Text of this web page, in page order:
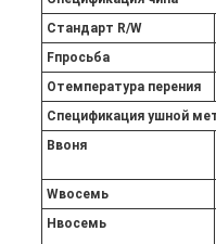
Стандарт R/W
Fпросьба
Отемпература перения
Спецификация ушной
Ввоня
Wвосемь
H восемь